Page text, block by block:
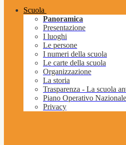
Scuola
Panoramica
Presentazione
I luoghi
Le persone
I numeri della scuola
Le carte della scuola
Organizzazione
La storia
Trasparenza - La scuola
Piano Operativo
Privacy